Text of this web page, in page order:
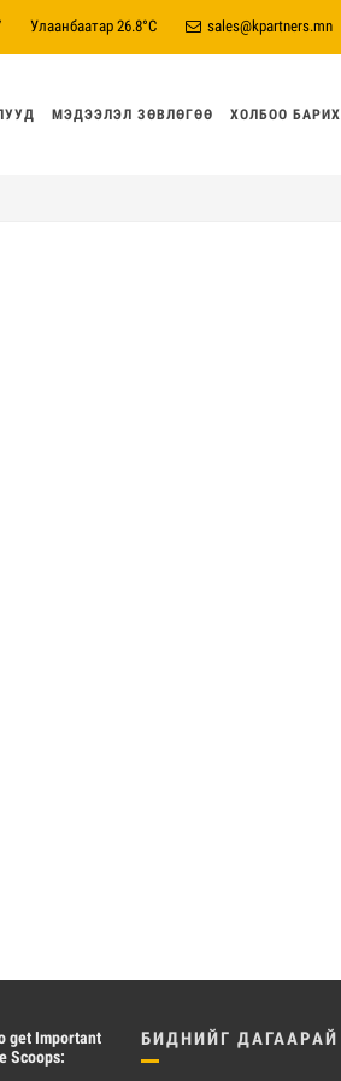
Улаанбаатар 26.8°C sales@kpartners.mn
МЭДЭЭЛЭЛ ЗӨВЛӨГӨӨ ХОЛБОО БАРИХ
get Important
Scoops:
БИДНИЙГ ДАГААРАЙ